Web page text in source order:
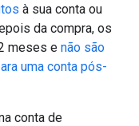
à sua conta ou
da compra, os
meses e não são
uma conta pós-
conta de